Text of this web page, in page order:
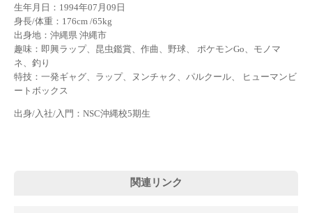
生年月日：1994年07月09日
身長/体重：176cm /65kg
出身地：沖縄県 沖縄市
趣味：即興ラップ、昆虫鑑賞、作曲、野球、 ポケモンGo、モノマ
ネ、釣り
特技：一発ギャグ、ラップ、ヌンチャク、パルクール、 ヒューマンビ
ートボックス
出身/入社/入門：NSC沖縄校5期生
関連リンク